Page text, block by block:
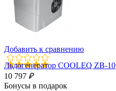
Добавить к сравнению
Льдогенератор COOLEQ ZB-10
10 797 ₽
Бонусы в подарок